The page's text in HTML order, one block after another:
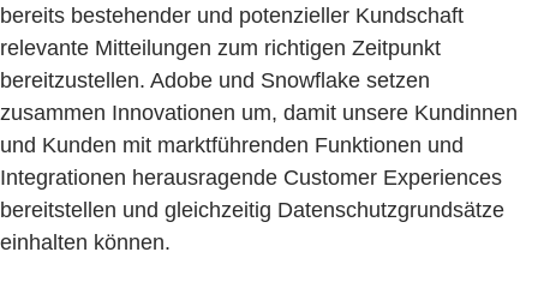
bereits bestehender und potenzieller Kundschaft
relevante Mitteilungen zum richtigen Zeitpunkt
bereitzustellen. Adobe und Snowflake setzen
zusammen Innovationen um, damit unsere Kundinnen
und Kunden mit marktführenden Funktionen und
Integrationen herausragende Customer Experiences
bereitstellen und gleichzeitig Datenschutzgrundsätze
einhalten können.